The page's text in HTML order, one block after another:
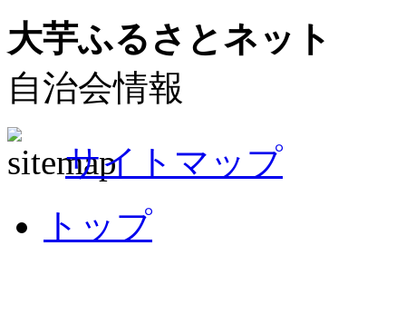
大芋ふるさとネット
自治会情報
サイトマップ
トップ